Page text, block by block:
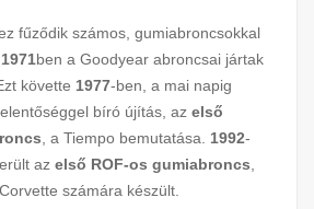
fűződik számos, gumiabroncsokkal
1971ben a Goodyear abroncsai jártak
követte 1977-ben, a mai napig
bíró újítás, az első
, a Tiempo bemutatása. 1992-
az első ROF-os gumiabroncs
számára készült.